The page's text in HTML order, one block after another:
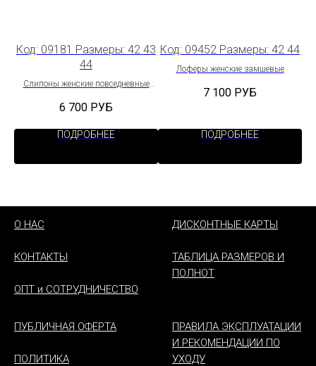
Код: 09181 Размеры: 42 43
44
Слипоны женские повседневные
6 700 РУБ
ПОДРОБНЕЕ
Код: 09452 Размеры: 42 44
Лоферы женские замшевые
7 100 РУБ
ПОДРОБНЕЕ
О НАС
КОНТАКТЫ
ОПТ и СОТРУДНИЧЕСТВО
ДИСКОНТНЫЕ КАРТЫ
ТАБЛИЦА РАЗМЕРОВ И
ПОЛНОТ
ПУБЛИЧНАЯ ОФЕРТА
ПОЛИТИКА
ПРАВИЛА ЭКСПЛУАТАЦИИ
И РЕКОМЕНДАЦИИ ПО
УХОДУ